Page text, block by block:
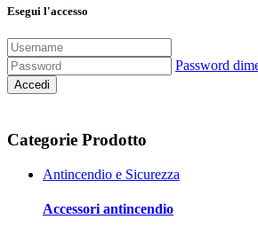
Esegui l'accesso
Password
Accedi
Categorie Prodotto
Antincendio e Sicurezza
Accessori antincendio